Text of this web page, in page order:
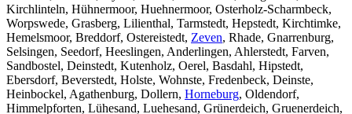
Kirchlinteln, Hühnermoor, Huehnermoor, Osterholz-Scharmbeck,
Worpswede, Grasberg, Lilienthal, Tarmstedt, Hepstedt, Kirchtimke,
Hemelsmoor, Breddorf, Ostereistedt, Zeven, Rhade, Gnarrenburg,
Selsingen, Seedorf, Heeslingen, Anderlingen, Ahlerstedt, Farven,
Sandbostel, Deinstedt, Kutenholz, Oerel, Basdahl, Hipstedt,
Ebersdorf, Beverstedt, Holste, Wohnste, Fredenbeck, Deinste,
Heinbockel, Agathenburg, Dollern, Horneburg, Oldendorf,
Himmelpforten, Lühesand, Luehesand, Grünerdeich, Gruenerdeich,